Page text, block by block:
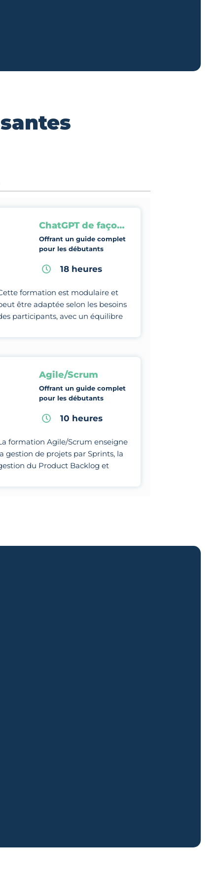
ChatGPT de façon professionnelle
Offrant un guide complet
pour les débutants
18 heures
formation est modulaire et
être adaptée selon les besoins
participants, avec un équilibre
Agile/Scrum
Offrant un guide complet
pour les débutants
10 heures
formation Agile/Scrum enseigne
gestion de projets par Sprints, la
du Product Backlog et